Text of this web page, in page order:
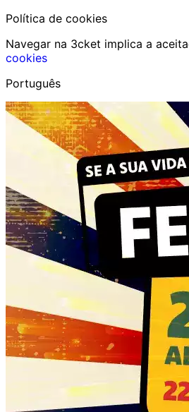
Política de cookies
Navegar na 3cket implica a
cookies
Português